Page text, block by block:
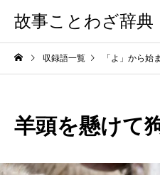
故事ことわざ辞典
収録語一覧 「よ」から始
羊頭を懸けて